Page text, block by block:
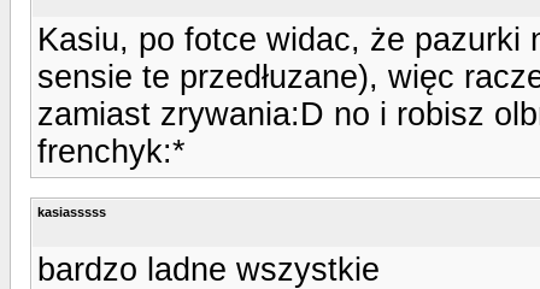
Kasiu, po fotce widac, że pazurki
sensie te przedłuzane), więc
zamiast zrywania:D no i robisz
frenchyk:*
kasiasssss
bardzo ladne wszystkie